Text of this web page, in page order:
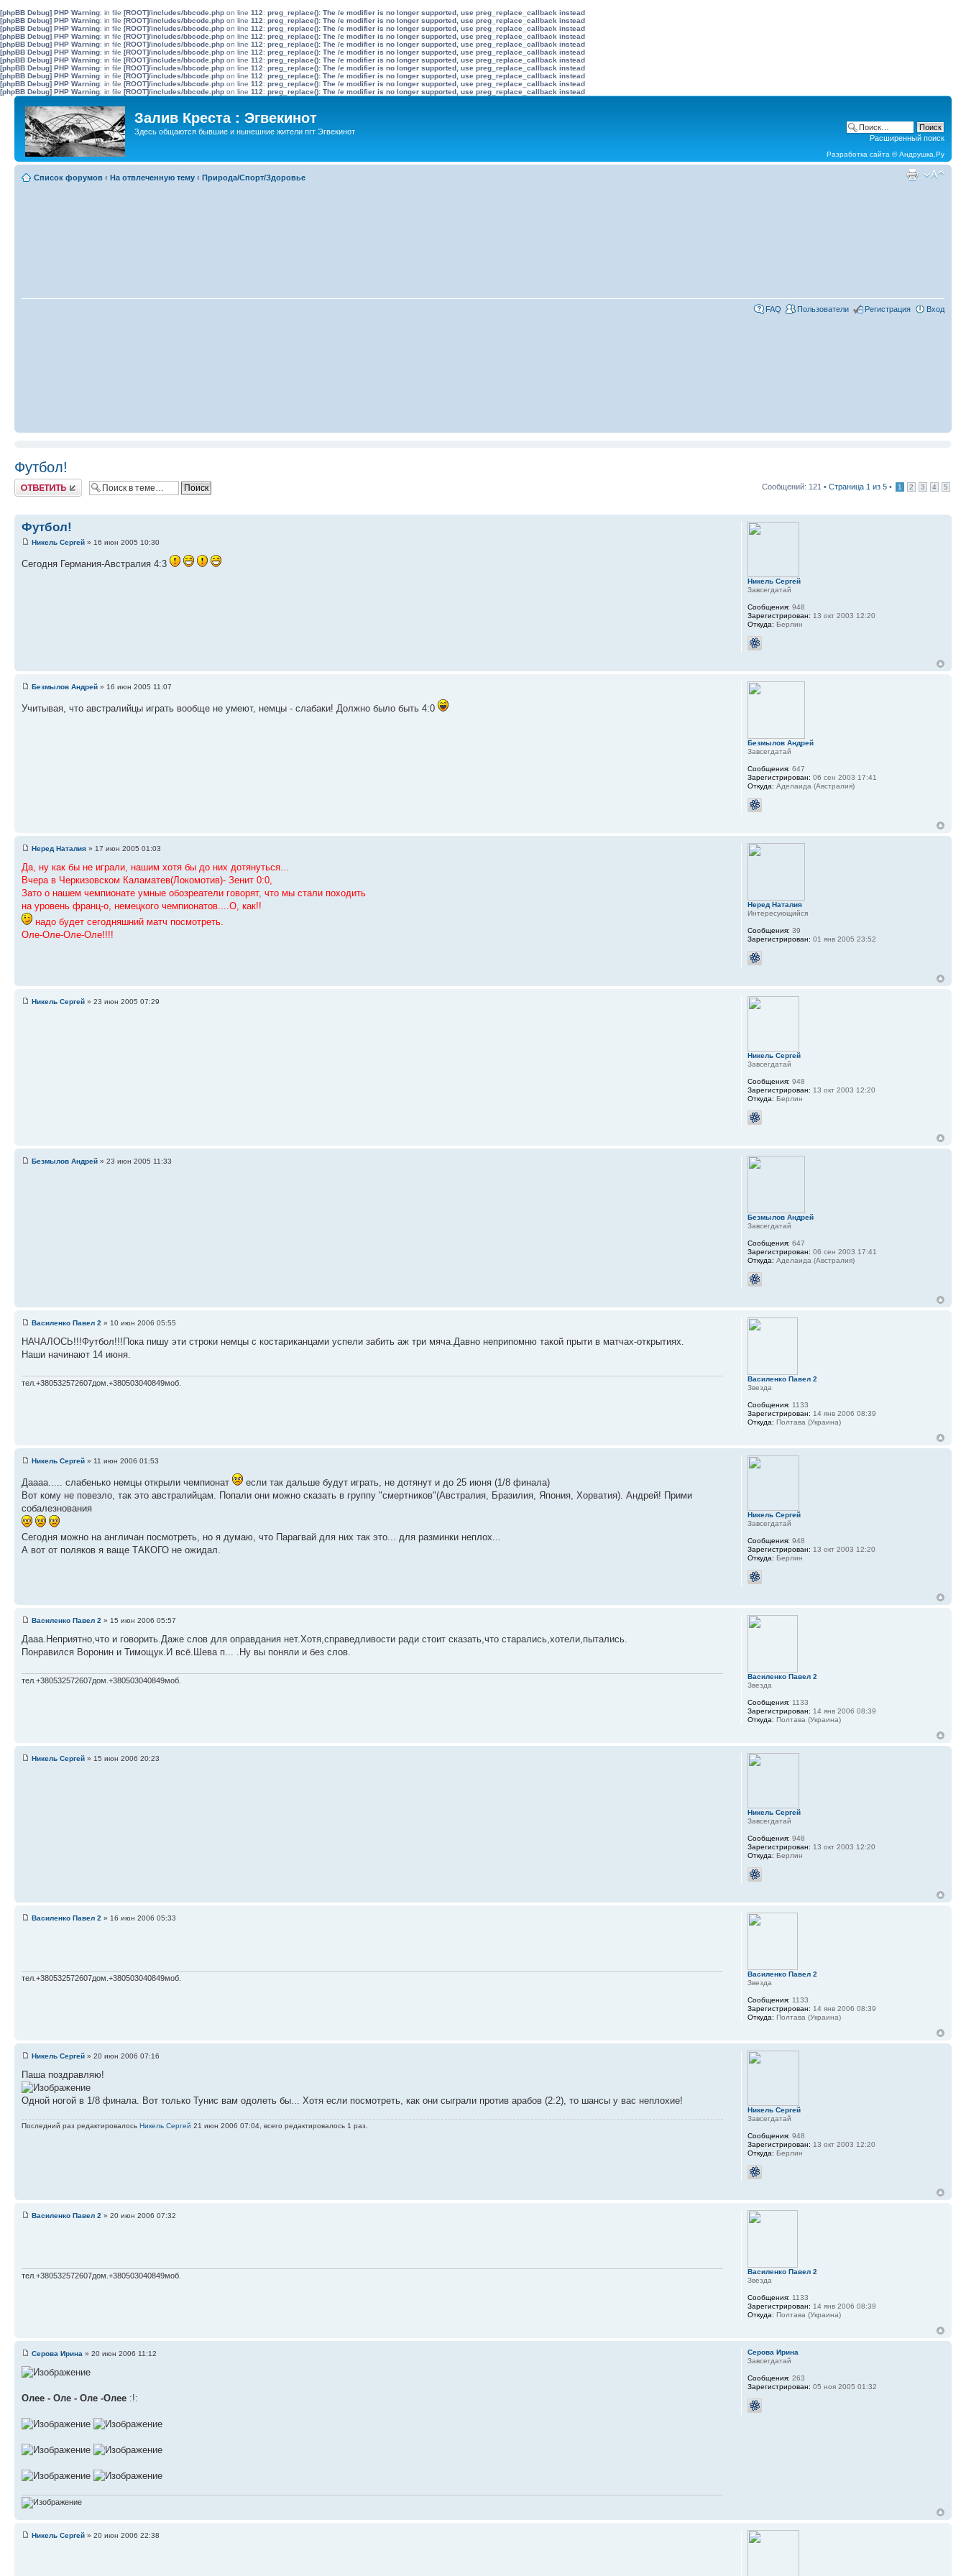
[phpBB Debug] PHP Warning: in file [ROOT]/includes/bbcode.php on line 112: preg_replace(): The /e modifier is no longer supported, use preg_replace_callback instead
[phpBB Debug] PHP Warning: in file [ROOT]/includes/bbcode.php on line 112: preg_replace(): The /e modifier is no longer supported, use preg_replace_callback instead
[phpBB Debug] PHP Warning: in file [ROOT]/includes/bbcode.php on line 112: preg_replace(): The /e modifier is no longer supported, use preg_replace_callback instead
[phpBB Debug] PHP Warning: in file [ROOT]/includes/bbcode.php on line 112: preg_replace(): The /e modifier is no longer supported, use preg_replace_callback instead
[phpBB Debug] PHP Warning: in file [ROOT]/includes/bbcode.php on line 112: preg_replace(): The /e modifier is no longer supported, use preg_replace_callback instead
[phpBB Debug] PHP Warning: in file [ROOT]/includes/bbcode.php on line 112: preg_replace(): The /e modifier is no longer supported, use preg_replace_callback instead
[phpBB Debug] PHP Warning: in file [ROOT]/includes/bbcode.php on line 112: preg_replace(): The /e modifier is no longer supported, use preg_replace_callback instead
[phpBB Debug] PHP Warning: in file [ROOT]/includes/bbcode.php on line 112: preg_replace(): The /e modifier is no longer supported, use preg_replace_callback instead
[phpBB Debug] PHP Warning: in file [ROOT]/includes/bbcode.php on line 112: preg_replace(): The /e modifier is no longer supported, use preg_replace_callback instead
[phpBB Debug] PHP Warning: in file [ROOT]/includes/bbcode.php on line 112: preg_replace(): The /e modifier is no longer supported, use preg_replace_callback instead
[phpBB Debug] PHP Warning: in file [ROOT]/includes/bbcode.php on line 112: preg_replace(): The /e modifier is no longer supported, use preg_replace_callback instead
Залив Креста : Эгвекинот
Здесь общаются бывшие и нынешние жители пгт Эгвекинот
Расширенный поиск
Разработка сайта ©Андрушка.Ру
Список форумов ‹ На отвлеченную тему ‹ Природа/Спорт/Здоровье
FAQ Пользователи Регистрация Вход
Футбол!
Ответить Сообщений: 121 • Страница 1 из 5 • 1 2 3 4 5
Футбол!
Никель Сергей » 16 июн 2005 10:30
Сегодня Германия-Австралия 4:3
Никель Сергей
Завсегдатай
Сообщения: 948
Зарегистрирован: 13 окт 2003 12:20
Откуда: Берлин
Безмылов Андрей » 16 июн 2005 11:07
Учитывая, что австралийцы играть вообще не умеют, немцы - слабаки! Должно было быть 4:0
Безмылов Андрей
Завсегдатай
Сообщения: 647
Зарегистрирован: 06 сен 2003 17:41
Откуда: Аделаида (Австралия)
Неред Наталия » 17 июн 2005 01:03
Да, ну как бы не играли, нашим хотя бы до них дотянуться...
Вчера в Черкизовском Каламатев(Локомотив)- Зенит 0:0,
Зато о нашем чемпионате умные обозреатели говорят, что мы стали походить
на уровень франц-о, немецкого чемпионатов....О, как!!
надо будет сегодняшний матч посмотреть.
Оле-Оле-Оле-Оле!!!!
Неред Наталия
Интересующийся
Сообщения: 39
Зарегистрирован: 01 янв 2005 23:52
Никель Сергей » 23 июн 2005 07:29
Никель Сергей
Завсегдатай
Сообщения: 948
Зарегистрирован: 13 окт 2003 12:20
Откуда: Берлин
Безмылов Андрей » 23 июн 2005 11:33
Безмылов Андрей
Завсегдатай
Сообщения: 647
Зарегистрирован: 06 сен 2003 17:41
Откуда: Аделаида (Австралия)
Василенко Павел 2 » 10 июн 2006 05:55
НАЧАЛОСЬ!!!Футбол!!!Пока пишу эти строки немцы с костариканцами успели забить аж три мяча.Давно неприпомню такой прыти в матчах-открытиях.
Наши начинают 14 июня.
тел.+380532572607дом.+380503040849моб.
Василенко Павел 2
Звезда
Сообщения: 1133
Зарегистрирован: 14 янв 2006 08:39
Откуда: Полтава (Украина)
Никель Сергей » 11 июн 2006 01:53
Даааа..... слабенько немцы открыли чемпионат
если так дальше будут играть, не дотянут и до 25 июня (1/8 финала)
Вот кому не повезло, так это австралийцам. Попали они можно сказать в группу "смертников"(Австралия, Бразилия, Япония, Хорватия). Андрей! Прими
собалезнования
Сегодня можно на англичан посмотреть, но я думаю, что Парагвай для них так это... для разминки неплох...
А вот от поляков я ваще ТАКОГО не ожидал.
Никель Сергей
Завсегдатай
Сообщения: 948
Зарегистрирован: 13 окт 2003 12:20
Откуда: Берлин
Василенко Павел 2 » 15 июн 2006 05:57
Дааа.Неприятно,что и говорить.Даже слов для оправдания нет.Хотя,справедливости ради стоит сказать,что старались,хотели,пытались.
Понравился Воронин и Тимощук.И всё.Шева п... .Ну вы поняли и без слов.
тел.+380532572607дом.+380503040849моб.
Василенко Павел 2
Звезда
Сообщения: 1133
Зарегистрирован: 14 янв 2006 08:39
Откуда: Полтава (Украина)
Никель Сергей » 15 июн 2006 20:23
Никель Сергей
Завсегдатай
Сообщения: 948
Зарегистрирован: 13 окт 2003 12:20
Откуда: Берлин
Василенко Павел 2 » 16 июн 2006 05:33
тел.+380532572607дом.+380503040849моб.
Василенко Павел 2
Звезда
Сообщения: 1133
Зарегистрирован: 14 янв 2006 08:39
Откуда: Полтава (Украина)
Никель Сергей » 20 июн 2006 07:16
Паша поздравляю!
Одной ногой в 1/8 финала. Вот только Тунис вам одолеть бы... Хотя если посмотреть, как они сыграли против арабов (2:2), то шансы у вас неплохие!
Последний раз редактировалось Никель Сергей 21 июн 2006 07:04, всего редактировалось 1 раз.
Никель Сергей
Завсегдатай
Сообщения: 948
Зарегистрирован: 13 окт 2003 12:20
Откуда: Берлин
Василенко Павел 2 » 20 июн 2006 07:32
тел.+380532572607дом.+380503040849моб.
Василенко Павел 2
Звезда
Сообщения: 1133
Зарегистрирован: 14 янв 2006 08:39
Откуда: Полтава (Украина)
Серова Ирина » 20 июн 2006 11:12
Олее - Оле - Оле -Олее :!:
Серова Ирина
Завсегдатай
Сообщения: 263
Зарегистрирован: 05 ноя 2005 01:32
Никель Сергей » 20 июн 2006 22:38